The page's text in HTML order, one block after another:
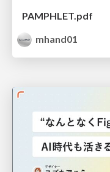
PAMPHLET.pdf
mhand01